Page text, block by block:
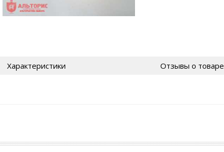
Характеристики Отзывы о товаре